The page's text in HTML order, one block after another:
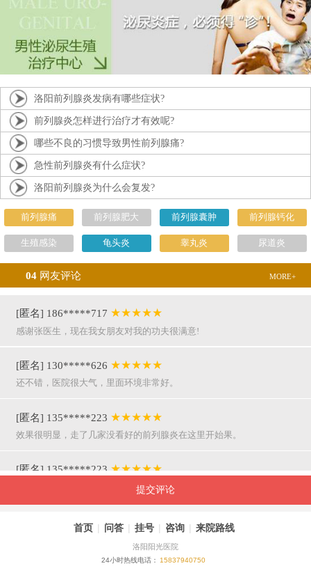
洛阳前列腺炎发病有哪些症状?
前列腺炎怎样进行治疗才有效呢?
哪些不良的习惯导致男性前列腺痛?
急性前列腺炎有什么症状?
洛阳前列腺炎为什么会复发?
前列腺痛 前列腺肥大 前列腺囊肿 前列腺钙化
生殖感染 龟头炎 睾丸炎 尿道炎
04 网友评论 MORE+
[匿名] 186*****717 ★★★★★
感谢张医生，现在我女朋友对我的功夫很满意!
[匿名] 130*****626 ★★★★★
还不错，医院很大气，里面环境非常好。
[匿名] 135*****223 ★★★★★
效果很明显，走了几家没看好的前列腺炎在这里开始果。
[匿名] 135*****223 ★★★★★
呵呵，就是屌，你们医院护士穿着挺漂亮的。
[匿名] 155*****941★★★★★
提交评论
首页 | 问答 | 挂号 | 咨询 | 来院路线
洛阳阳光医院
24小时热线电话： 15837940750